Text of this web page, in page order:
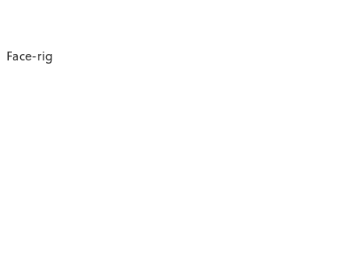
Face-rig